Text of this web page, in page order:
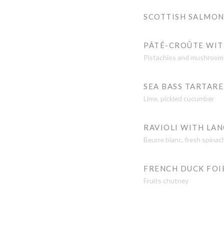
SCOTTISH
PÂTÉ-CROÛTE
Pistachios and
SEA BASS TARTARE
Lime, pickled cucumber
RAVIOLI WITH
Beurre blanc, fresh
FRENCH DUCK
Fruits chutney